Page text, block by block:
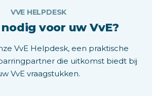
VVE HELPDESK
voor uw VvE?
VvE Helpdesk, een praktische
die uitkomst biedt bij
VvE vraagstukken.